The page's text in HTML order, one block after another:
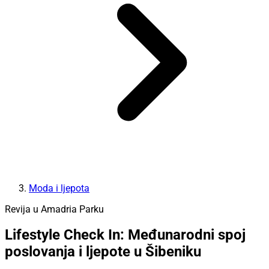
Moda i ljepota
Revija u Amadria Parku
Lifestyle Check In: Međunarodni spoj
poslovanja i ljepote u Šibeniku